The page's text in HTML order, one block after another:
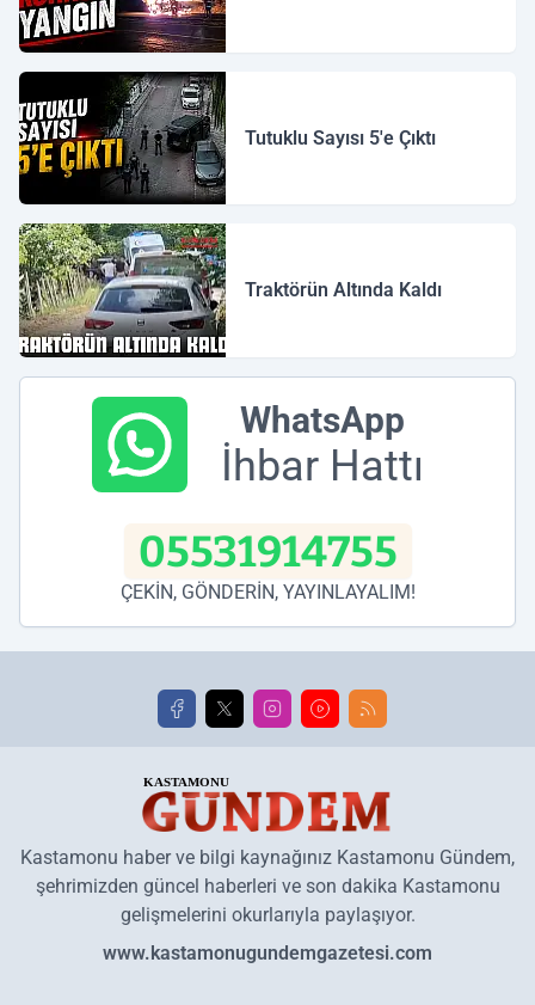
Tutuklu Sayısı 5'e Çıktı
Traktörün Altında Kaldı
WhatsApp
İhbar Hattı
05531914755
ÇEKİN, GÖNDERİN, YAYINLAYALIM!
Kastamonu haber ve bilgi kaynağınız Kastamonu Gündem,
şehrimizden güncel haberleri ve son dakika Kastamonu
gelişmelerini okurlarıyla paylaşıyor.
www.kastamonugundemgazetesi.com